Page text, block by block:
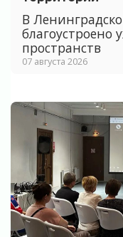
В
благоустроено
пространств
07 августа 2026